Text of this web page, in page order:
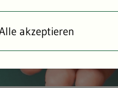
akzeptieren